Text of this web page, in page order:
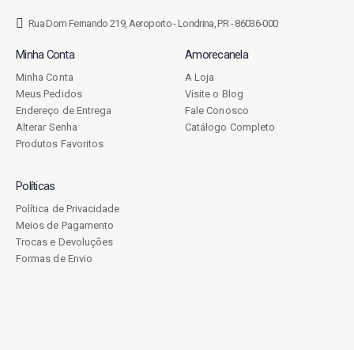
Rua Dom Fernando 219, Aeroporto - Londrina, PR - 86036-000
Minha Conta
Minha Conta
Meus Pedidos
Endereço de Entrega
Alterar Senha
Produtos Favoritos
Amorecanela
A Loja
Visite o Blog
Fale Conosco
Catálogo Completo
Políticas
Política de Privacidade
Meios de Pagamento
Trocas e Devoluções
Formas de Envio